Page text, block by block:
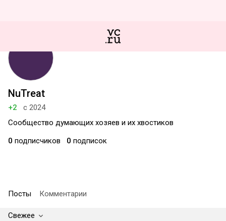
NuTreat
+2
с 2024
Сообщество думающих хозяев и их хвостиков
0 подписчиков 0 подписок
Посты Комментарии
Свежее